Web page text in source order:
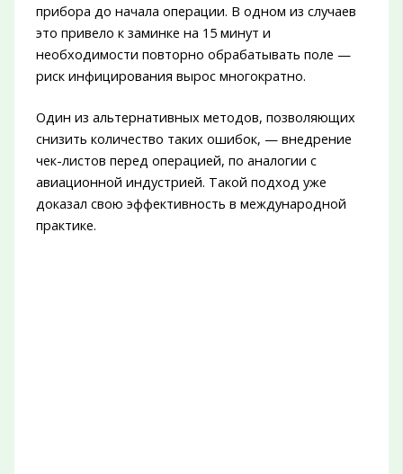
прибора до начала операции. В одном из случаев
это привело к заминке на 15 минут и
необходимости повторно обрабатывать поле —
риск инфицирования вырос многократно.
Один из альтернативных методов, позволяющих
снизить количество таких ошибок, — внедрение
чек-листов перед операцией, по аналогии с
авиационной индустрией. Такой подход уже
доказал свою эффективность в международной
практике.